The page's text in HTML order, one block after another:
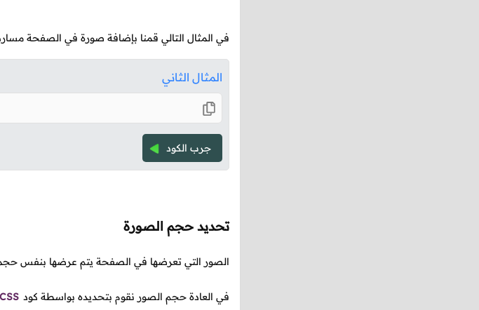
في المثال التالي قمنا بإضافة صورة في الصفحة
المثال الثاني
جرب الكود
تحديد حجم الصورة
الصور التي تعرضها في الصفحة يتم عرضها بنفس
في العادة حجم الصور نقوم بتحديده بواسطة كود CSS